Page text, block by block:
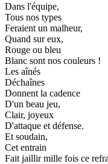
Dans l'équipe,
Tous nos types
Feraient un malheur,
Quand sur eux,
Rouge ou bleu
Blanc sont nos couleurs !
Les aînés
Déchaînes
Donnent la cadence
D'un beau jeu,
Clair, joyeux
D'attaque et défense.
Et soudain,
Cet entrain
Fait jaillir mille fois ce